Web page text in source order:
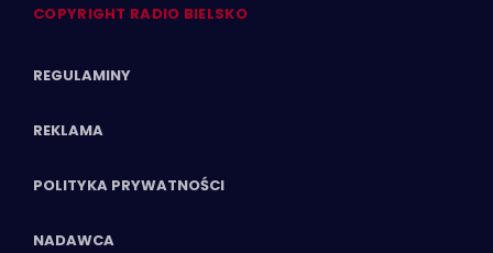
COPYRIGHT RADIO BIELSKO
REGULAMINY
REKLAMA
POLITYKA PRYWATNOŚCI
NADAWCA